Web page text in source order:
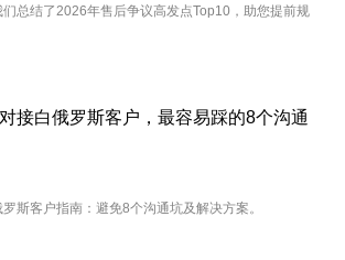
总结了2026年售后争议高发点Top10，助您提前规
接白俄罗斯客户，最容易踩的8个沟通
斯客户指南：避免8个沟通坑及解决方案。